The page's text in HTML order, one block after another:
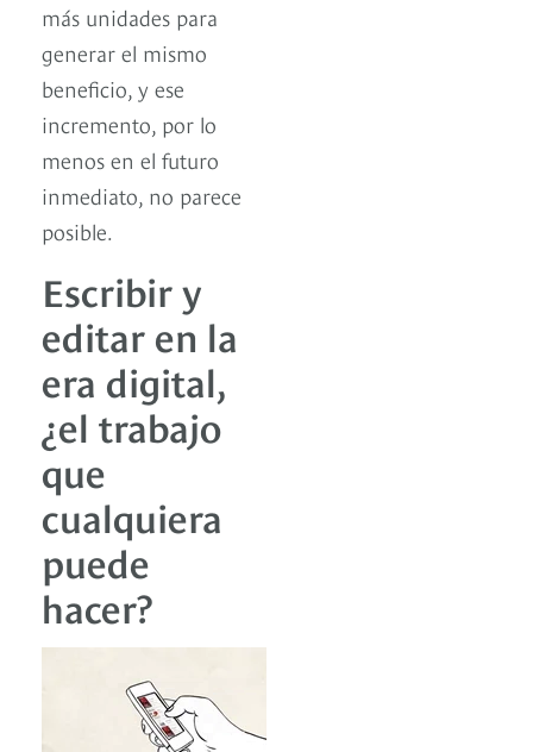
más unidades para
generar el mismo
beneficio, y ese
incremento, por lo
menos en el futuro
inmediato, no parece
posible.
Escribir y
editar en la
era digital,
¿el trabajo
que
cualquiera
puede
hacer?